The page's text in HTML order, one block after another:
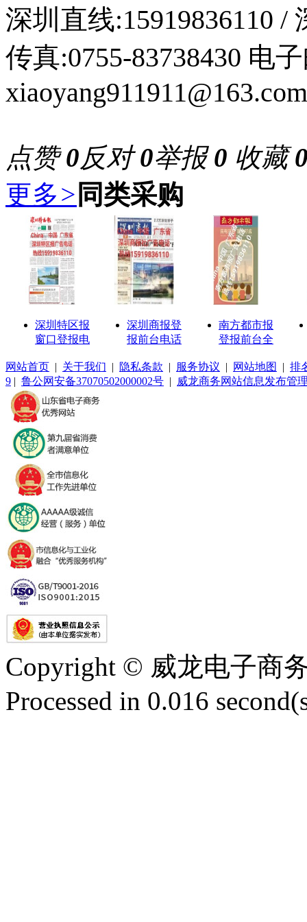
深圳直线:15919836110 /
传真:0755-83738430 电
点赞0反对0举报0 收藏
更多> 同类采购
深圳特区报
窗口登报电
深圳商报登
报前台电话
南方都市报
登报前台全
网站首页 | 关于我们 | 隐私条款 | 服务协议 | 网站地图 | 排
9 | 鲁公网安备37070502000002号 | 威龙商务网站信息发布管
Copyright © 威龙电子商
Processed in 0.016